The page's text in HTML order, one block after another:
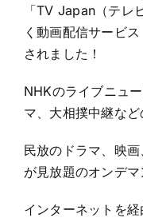
「TV Japan（テレ
く動画配信サービ
されました！
NHKのライブニュ
マ、大相撲中継など
民放のドラマ、映
が見放題のオンデマ
インターネットを